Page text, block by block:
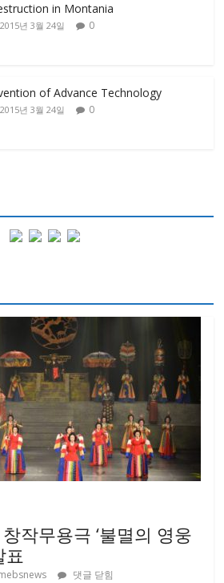
in Montania
2015년 3월 24일 0
of Advance Technology
2015년 3월 24일 0
작무용극 ‘불멸의 영웅
표
댓글 닫힘